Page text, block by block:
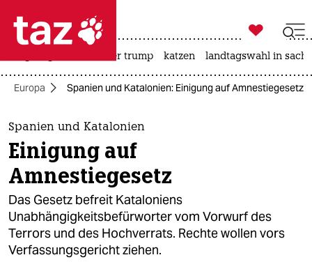
 taz zahl ich
taz zahl ich
themen
politik
öko
gesellschaft
kultur

taz zahl ich
usa unter trump katzen landtagswahl in
Europa Spanien und Katalonien: Einigung auf Amnestiegesetz
Spanien und Katalonien
Einigung auf
Amnestiegesetz
Das Gesetz befreit Kataloniens
Unabhängigkeitsbefürworter vom Vorwurf des
Terrors und des Hochverrats. Rechte wollen vors
Verfassungsgericht ziehen.